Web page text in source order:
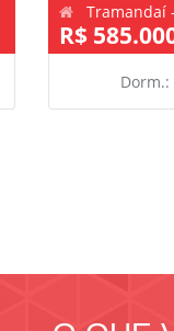
Tramandaí
R$
Dorm.: